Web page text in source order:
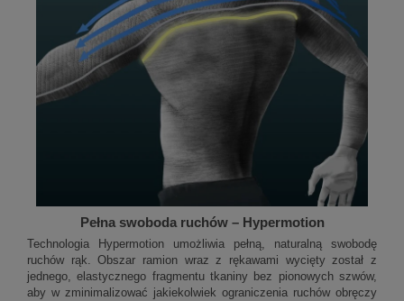
Pełna swoboda ruchów – Hypermotion
Technologia Hypermotion umożliwia pełną, naturalną swobodę
ruchów rąk. Obszar ramion wraz z rękawami wycięty został z
jednego, elastycznego fragmentu tkaniny bez pionowych szwów,
aby w zminimalizować jakiekolwiek ograniczenia ruchów obręczy